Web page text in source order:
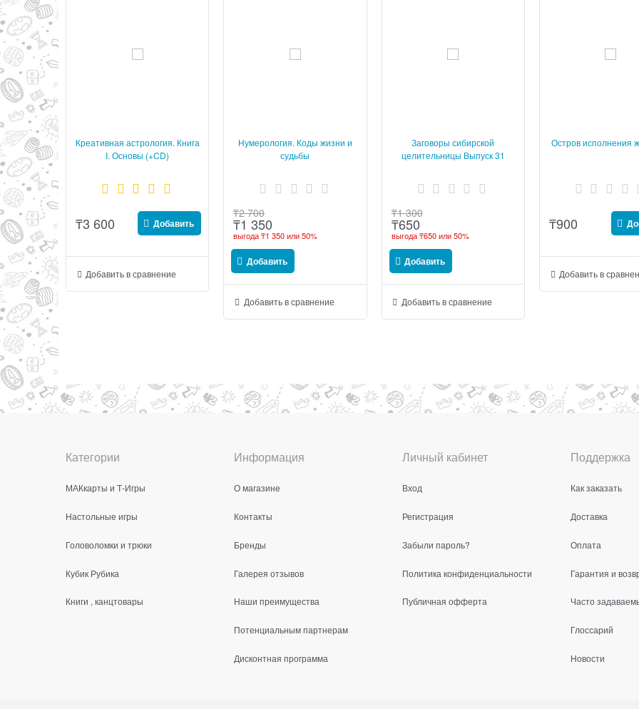
Креативная астрология. Книга
I. Основы (+CD)
₸3 600 Добавить
Добавить в сравнение
Нумерология. Коды жизни и
судьбы
₸2 700
₸1 350
выгода₸1 350или50%
Добавить
Добавить в сравнение
Заговоры сибирской
целительницы Выпуск 31
₸1 300
₸650
выгода₸650или50%
Добавить
Добавить в сравнение
Остров исполнения
₸900
Добавить в
Категории
МАКкарты и Т-Игры
Настольные игры
Головоломки и трюки
Кубик Рубика
Книги , канцтовары
Информация
О магазине
Контакты
Бренды
Галерея отзывов
Наши преимущества
Потенциальным партнерам
Дисконтная программа
Личный кабинет
Вход
Регистрация
Забыли пароль?
Политика конфиденциальности
Публичная офферта
Поддержка
Как заказать
Доставка
Оплата
Гарантия и
Часто
Глоссарий
Новости